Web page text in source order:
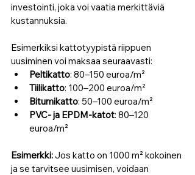
investointi, joka voi vaatia merkittäviä
kustannuksia.
Esimerkiksi kattotyypistä riippuen
uusiminen voi maksaa seuraavasti:
Peltikatto: 80–150 euroa/m²
Tiilikatto: 100–200 euroa/m²
Bitumikatto: 50–100 euroa/m²
PVC- ja EPDM-katot: 80–120
euroa/m²
Esimerkki: Jos katto on 1000 m² kokoinen
ja se tarvitsee uusimisen, voidaan